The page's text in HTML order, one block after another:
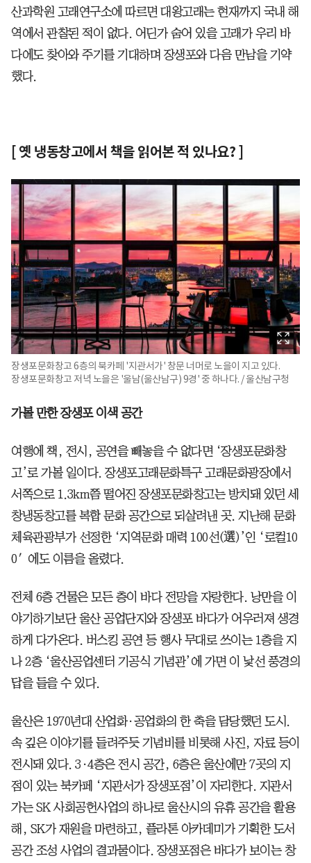
산과학원 고래연구소에 따르면 대왕고래는 현재까지 국내 해
역에서 관찰된 적이 없다. 어딘가 숨어 있을 고래가 우리 바
다에도 찾아와 주기를 기대하며 장생포와 다음 만남을 기약
했다.
[ 옛 냉동창고에서 책을 읽어본 적 있나요? ]
장생포문화창고 6층의 북카페 '지관서가' 창문 너머로 노을이 지고 있다.
장생포문화창고 저녁 노을은 '울남(울산남구) 9경' 중 하나다. / 울산남구청
가볼 만한 장생포 이색 공간
여행에 책, 전시, 공연을 빼놓을 수 없다면 ‘장생포문화창
고’로 가볼 일이다. 장생포고래문화특구 고래문화광장에서
서쪽으로 1.3km쯤 떨어진 장생포문화창고는 방치돼 있던 세
창냉동창고를 복합 문화 공간으로 되살려낸 곳. 지난해 문화
체육관광부가 선정한 ‘지역문화 매력 100선(選)’인 ‘로컬10
0′에도 이름을 올렸다.
전체 6층 건물은 모든 층이 바다 전망을 자랑한다. 낭만을 이
야기하기보단 울산 공업단지와 장생포 바다가 어우러져 생경
하게 다가온다. 버스킹 공연 등 행사 무대로 쓰이는 1층을 지
나 2층 ‘울산공업센터 기공식 기념관’에 가면 이 낯선 풍경의
답을 들을 수 있다.
울산은 1970년대 산업화·공업화의 한 축을 담당했던 도시.
속 깊은 이야기를 들려주듯 기념비를 비롯해 사진, 자료 등이
전시돼 있다. 3·4층은 전시 공간, 6층은 울산에만 7곳의 지
점이 있는 북카페 ‘지관서가 장생포점’이 자리한다. 지관서
가는 SK 사회공헌사업의 하나로 울산시의 유휴 공간을 활용
해, SK가 재원을 마련하고, 플라톤 아카데미가 기획한 도서
공간 조성 사업의 결과물이다. 장생포점은 바다가 보이는 창